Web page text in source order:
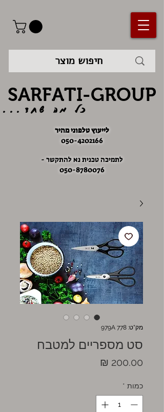
SARFATI-GROUP
לייעוץ טלפוני מהיר
050-4202166
לתמיכה טכנית נא להתקשר -
050-8780076
כל מה שחד...
מק"ט: 979A 778
סט מספריים למטבח
כמות *